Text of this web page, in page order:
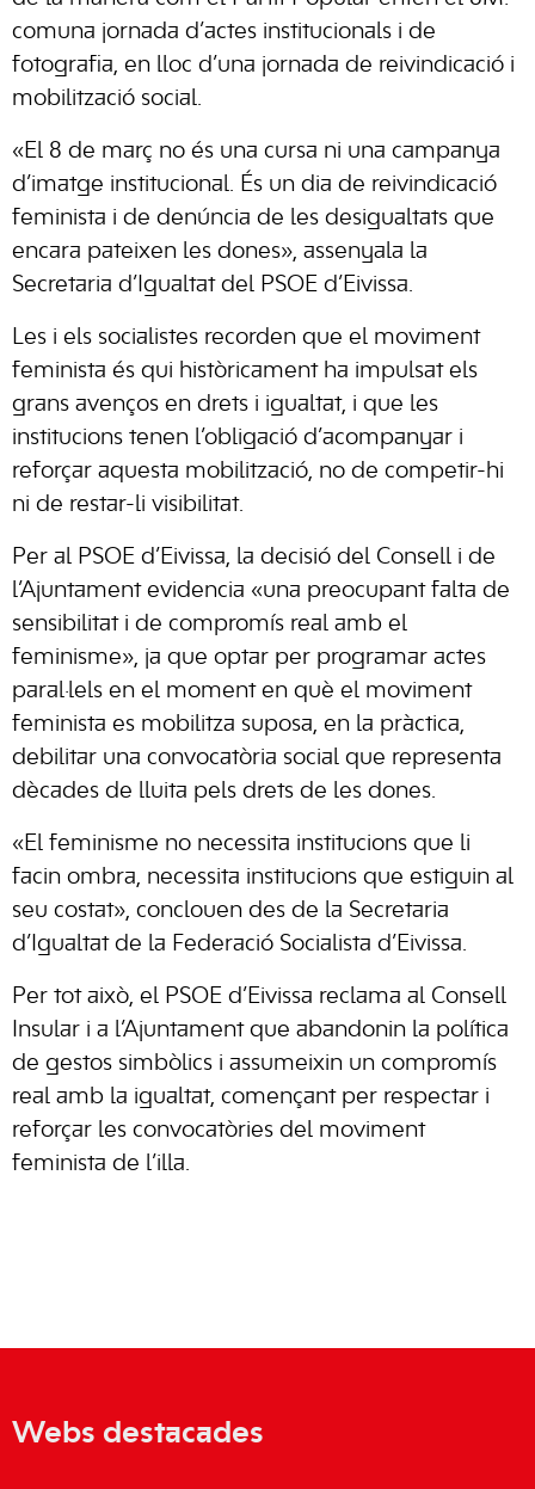
comuna jornada d’actes institucionals i de
fotografia, en lloc d’una jornada de reivindicació i
mobilització social.
«El 8 de març no és una cursa ni una campanya
d’imatge institucional. És un dia de reivindicació
feminista i de denúncia de les desigualtats que
encara pateixen les dones», assenyala la
Secretaria d’Igualtat del PSOE d’Eivissa.
Les i els socialistes recorden que el moviment
feminista és qui històricament ha impulsat els
grans avenços en drets i igualtat, i que les
institucions tenen l’obligació d’acompanyar i
reforçar aquesta mobilització, no de competir-hi
ni de restar-li visibilitat.
Per al PSOE d’Eivissa, la decisió del Consell i de
l’Ajuntament evidencia «una preocupant falta de
sensibilitat i de compromís real amb el
feminisme», ja que optar per programar actes
paral·lels en el moment en què el moviment
feminista es mobilitza suposa, en la pràctica,
debilitar una convocatòria social que representa
dècades de lluita pels drets de les dones.
«El feminisme no necessita institucions que li
facin ombra, necessita institucions que estiguin al
seu costat», conclouen des de la Secretaria
d’Igualtat de la Federació Socialista d’Eivissa.
Per tot això, el PSOE d’Eivissa reclama al Consell
Insular i a l’Ajuntament que abandonin la política
de gestos simbòlics i assumeixin un compromís
real amb la igualtat, començant per respectar i
reforçar les convocatòries del moviment
feminista de l’illa.
Webs destacades